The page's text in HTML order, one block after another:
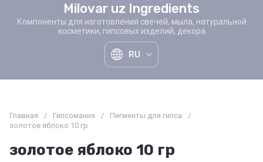
Milovar uz Ingredients
Компоненты для изготовления свечей, мыла, натуральной
косметики, гипсовых изделий, декора
RU
Главная / Гипсомания / Пигменты для гипса
/
золотое яблоко 10 гр
золотое яблоко 10 гр